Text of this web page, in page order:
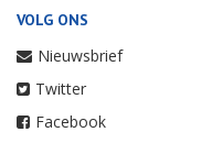
VOLG ONS
Nieuwsbrief
Twitter
Facebook